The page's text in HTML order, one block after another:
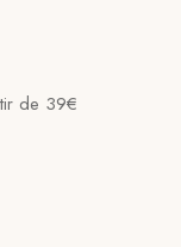
de 39€